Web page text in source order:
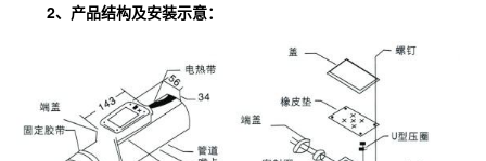
2、产品结构及安装示意：